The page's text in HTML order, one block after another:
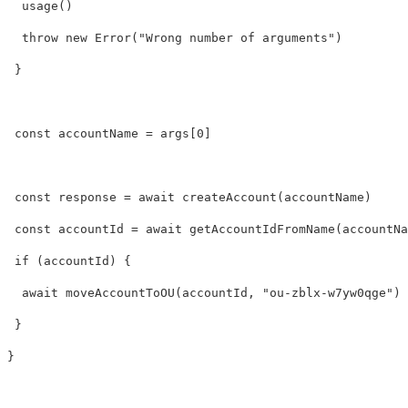
  usage()
  throw new Error(
"Wrong number of arguments " )
}
const accountName = args[0]
const response = await createAccount(accountName)
const accountId = await
if (accountId) {
  await moveAccountToOU(accountId,
" ou - zblx -w7yw0qge " )
}